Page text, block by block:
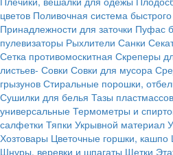
цветов Поливочная система
Принадлежности для заточки Пуфас
пулевизаторы Рыхлители Санки
Сетка противомоскитная Скреперы
листьев- Совки Совки для мусора
грызунов Стиральные порошки,
Сушилки для белья Тазы
универсальные Термометры и
салфетки Тяпки Укрывной материал
Хозтовары Цветочные горшки, кашпо
Шнуры, веревки и шпагаты Щетки